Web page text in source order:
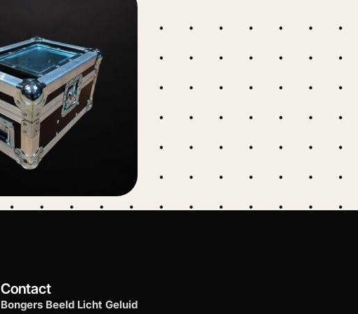
Contact
Bongers Beeld Licht Geluid